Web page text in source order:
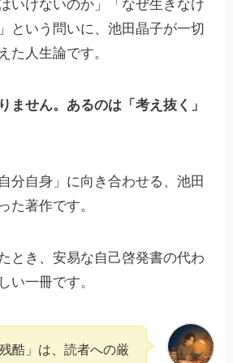
いけないのか」「なぜ生きなけ
という問いに、池田晶子が一切
た人生論です。
ません。あるのは「考え抜く」
分自身」に向き合わせる、池田
た著作です。
とき、安易な自己啓発書の代わ
い一冊です。
酷」は、読者への厳